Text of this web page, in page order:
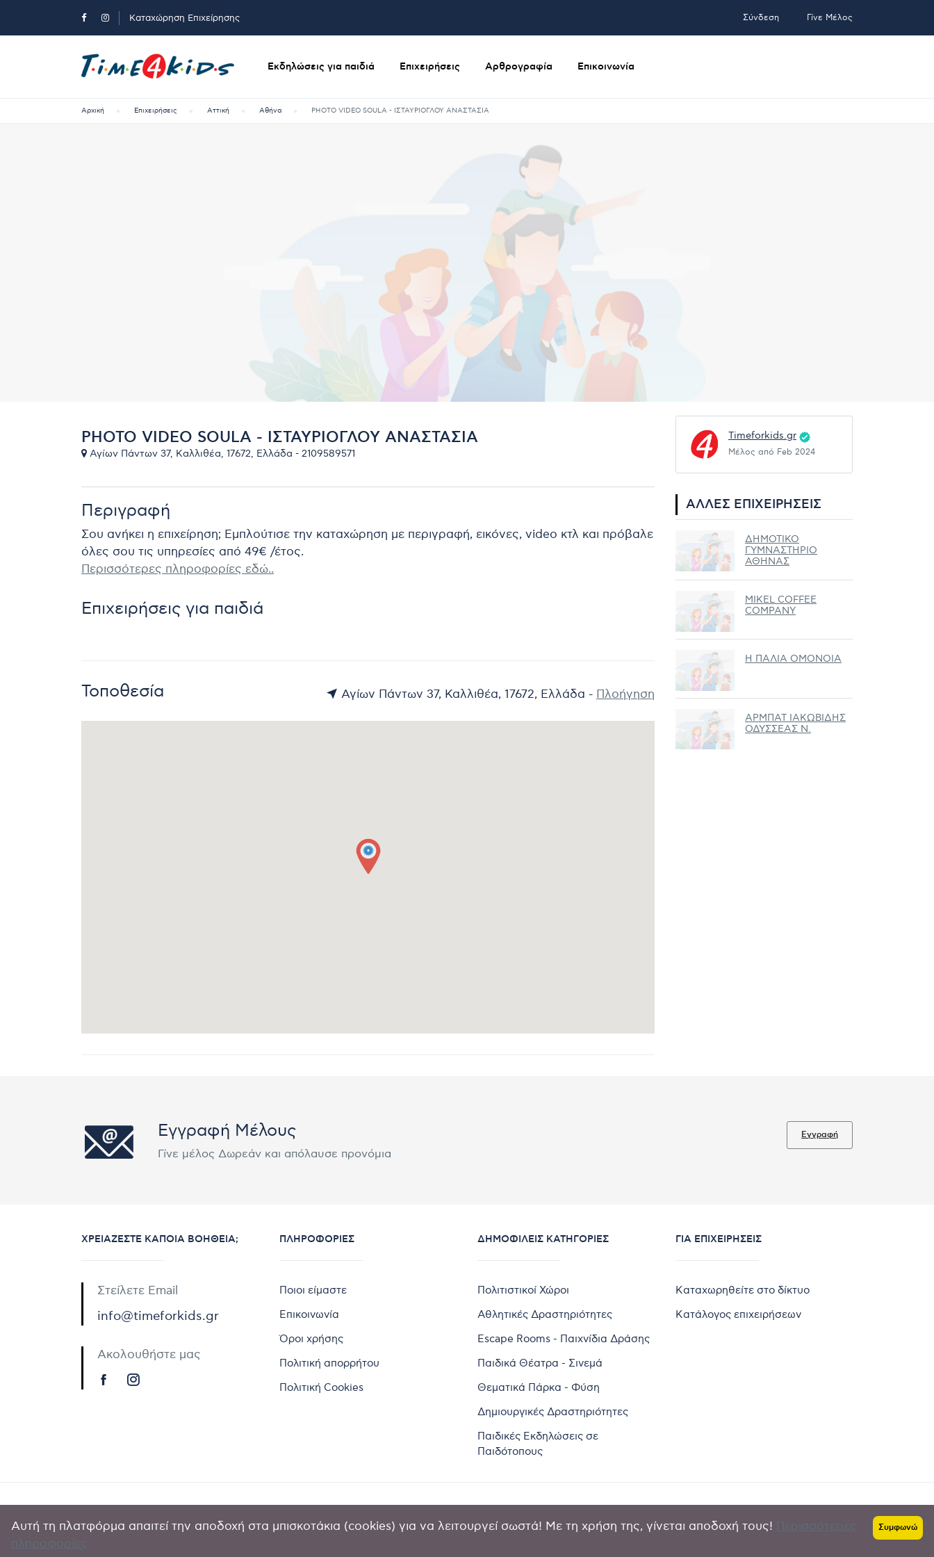
Καταχώρηση Επιχείρησης Σύνδεση Γίνε Μέλος
Εκδηλώσεις για παιδιά Επιχειρήσεις Αρθρογραφία Επικοινωνία
Αρχική Επιχειρήσεις Αττική Αθήνα PHOTO VIDEO SOULA - ΙΣΤΑΥΡΙΟΓΛΟΥ ΑΝΑΣΤΑΣΙΑ
PHOTO VIDEO SOULA - ΙΣΤΑΥΡΙΟΓΛΟΥ ΑΝΑΣΤΑΣΙΑ
Αγίων Πάντων 37, Καλλιθέα, 17672, Ελλάδα - 2109589571
Περιγραφή
Σου ανήκει η επιχείρηση; Εμπλούτισε την καταχώρηση με περιγραφή, εικόνες, video κτλ και πρόβαλε
όλες σου τις υπηρεσίες από 49€ /έτος.
Περισσότερες πληροφορίες εδώ..
Επιχειρήσεις για παιδιά
Τοποθεσία Αγίων Πάντων 37, Καλλιθέα, 17672, Ελλάδα - Πλοήγηση
Timeforkids.gr
Μέλος από Feb 2024
ΆΛΛΕΣ ΕΠΙΧΕΙΡΉΣΕΙΣ
ΔΗΜΟΤΙΚΟ
ΓΥΜΝΑΣΤΗΡΙΟ
ΑΘΗΝΑΣ
MIKEL COFFEE
COMPANY
Η ΠΑΛΙΑ ΟΜΟΝΟΙΑ
ΑΡΜΠΑΤ ΙΑΚΩΒΙΔΗΣ
ΟΔΥΣΣΕΑΣ Ν.
Εγγραφή Μέλους
Γίνε μέλος Δωρεάν και απόλαυσε προνόμια
Εγγραφή
ΧΡΕΙΆΖΕΣΤΕ ΚΆΠΟΙΑ ΒΟΉΘΕΙΑ;
Στείλετε Email
info@timeforkids.gr
Ακολουθήστε μας
ΠΛΗΡΟΦΟΡΊΕΣ
Ποιοι είμαστε
Επικοινωνία
Όροι χρήσης
Πολιτική απορρήτου
Πολιτική Cookies
ΔΗΜΟΦΙΛΕΊΣ ΚΑΤΗΓΟΡΊΕΣ
Πολιτιστικοί Χώροι
Αθλητικές Δραστηριότητες
Escape Rooms - Παιχνίδια Δράσης
Παιδικά Θέατρα - Σινεμά
Θεματικά Πάρκα - Φύση
Δημιουργικές Δραστηριότητες
Παιδικές Εκδηλώσεις σε
Παιδότοπους
ΓΙΑ ΕΠΙΧΕΙΡΉΣΕΙΣ
Καταχωρηθείτε στο δίκτυο
Κατάλογος επιχειρήσεων
Copyright © 2024 by Goldensites Πολιτική απορρήτου-
Αυτή τη πλατφόρμα απαιτεί την αποδοχή στα μπισκοτάκια (cookies) για να λειτουργεί σωστά! Με τη χρήση της, γίνεται αποδοχή τους! Συμφωνώ